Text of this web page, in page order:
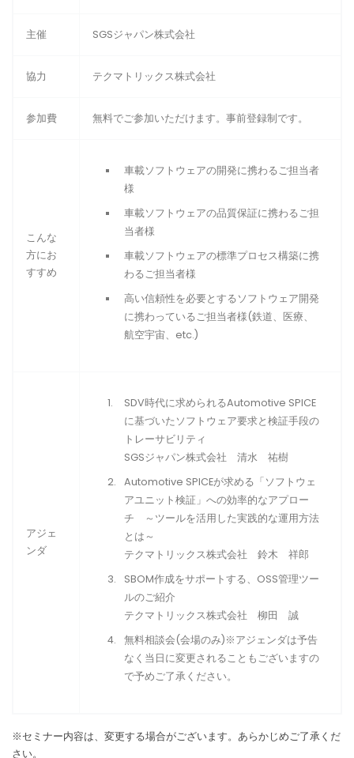
主催 SGSジャパン株式会社
協力 テクマトリックス株式会社
参加費 無料でご参加いただけます。事前登録制です。
こんな
方にお
すすめ
車載ソフトウェアの開発に携わるご担当者
様
車載ソフトウェアの品質保証に携わるご担
当者様
車載ソフトウェアの標準プロセス構築に携
わるご担当者様
高い信頼性を必要とするソフトウェア開発
に携わっているご担当者様(鉄道、医療、
航空宇宙、etc.)
アジェ
ンダ
SDV時代に求められるAutomotive SPICE
に基づいたソフトウェア要求と検証手段の
トレーサビリティ
SGSジャパン株式会社 清水 祐樹
Automotive SPICEが求める「ソフトウェ
アユニット検証」への効率的なアプロー
チ ～ツールを活用した実践的な運用方法
とは～
テクマトリックス株式会社 鈴木 祥郎
SBOM作成をサポートする、OSS管理ツー
ルのご紹介
テクマトリックス株式会社 柳田 誠
無料相談会(会場のみ)※アジェンダは予告
なく当日に変更されることもございますの
で予めご了承ください。
※セミナー内容は、変更する場合がございます。あらかじめご了承くだ
さい。